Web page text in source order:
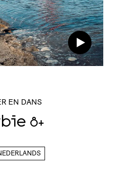
EN DANS
8+